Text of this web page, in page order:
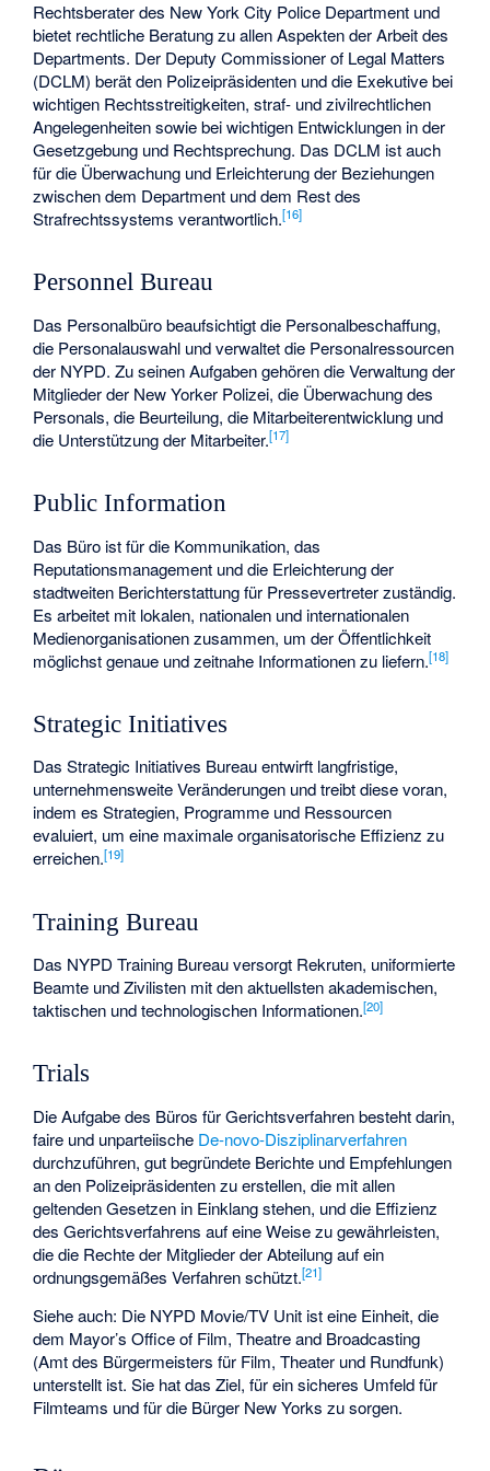
Rechtsberater des New York City Police Department und
bietet rechtliche Beratung zu allen Aspekten der Arbeit des
Departments. Der Deputy Commissioner of Legal Matters
(DCLM) berät den Polizeipräsidenten und die Exekutive bei
wichtigen Rechtsstreitigkeiten, straf- und zivilrechtlichen
Angelegenheiten sowie bei wichtigen Entwicklungen in der
Gesetzgebung und Rechtsprechung. Das DCLM ist auch
für die Überwachung und Erleichterung der Beziehungen
zwischen dem Department und dem Rest des
Strafrechtssystems verantwortlich.[16]
Personnel Bureau
Das Personalbüro beaufsichtigt die Personalbeschaffung,
die Personalauswahl und verwaltet die Personalressourcen
der NYPD. Zu seinen Aufgaben gehören die Verwaltung der
Mitglieder der New Yorker Polizei, die Überwachung des
Personals, die Beurteilung, die Mitarbeiterentwicklung und
die Unterstützung der Mitarbeiter.[17]
Public Information
Das Büro ist für die Kommunikation, das
Reputationsmanagement und die Erleichterung der
stadtweiten Berichterstattung für Pressevertreter zuständig.
Es arbeitet mit lokalen, nationalen und internationalen
Medienorganisationen zusammen, um der Öffentlichkeit
möglichst genaue und zeitnahe Informationen zu liefern.[18]
Strategic Initiatives
Das Strategic Initiatives Bureau entwirft langfristige,
unternehmensweite Veränderungen und treibt diese voran,
indem es Strategien, Programme und Ressourcen
evaluiert, um eine maximale organisatorische Effizienz zu
erreichen.[19]
Training Bureau
Das NYPD Training Bureau versorgt Rekruten, uniformierte
Beamte und Zivilisten mit den aktuellsten akademischen,
taktischen und technologischen Informationen.[20]
Trials
Die Aufgabe des Büros für Gerichtsverfahren besteht darin,
faire und unparteiische De-novo-Disziplinarverfahren
durchzuführen, gut begründete Berichte und Empfehlungen
an den Polizeipräsidenten zu erstellen, die mit allen
geltenden Gesetzen in Einklang stehen, und die Effizienz
des Gerichtsverfahrens auf eine Weise zu gewährleisten,
die die Rechte der Mitglieder der Abteilung auf ein
ordnungsgemäßes Verfahren schützt.[21]
Siehe auch: Die NYPD Movie/TV Unit ist eine Einheit, die
dem Mayor’s Office of Film, Theatre and Broadcasting
(Amt des Bürgermeisters für Film, Theater und Rundfunk)
unterstellt ist. Sie hat das Ziel, für ein sicheres Umfeld für
Filmteams und für die Bürger New Yorks zu sorgen.